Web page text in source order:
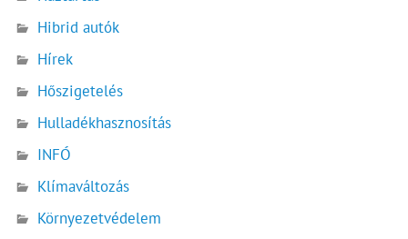
Hibrid autók
Hírek
Hőszigetelés
Hulladékhasznosítás
INFÓ
Klímaváltozás
Környezetvédelem